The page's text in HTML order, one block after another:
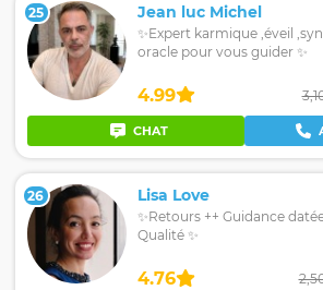
25 Jean luc Michel
✨Expert karmique ,éveil
oracle pour vous guider ✨
4.99
CHAT
26 Lisa Love
✨Retours ++ Guidance
Qualité ✨
4.76